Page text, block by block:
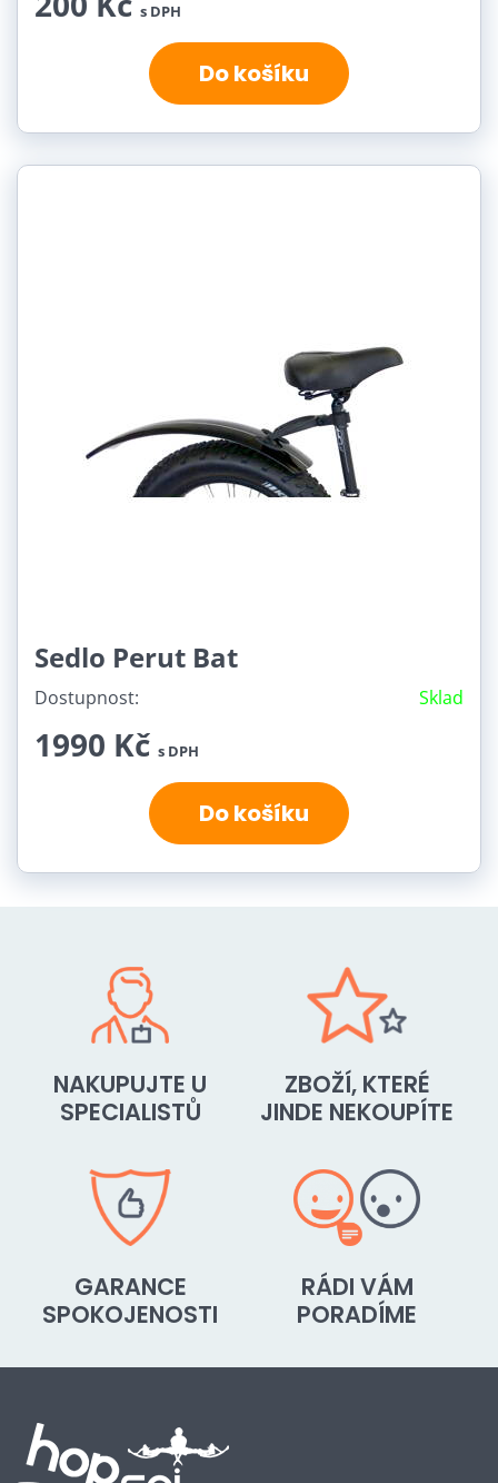
s DPH
Do košíku
Sedlo Perut Bat
Dostupnost: Sklad
1990 Kč s DPH
Do košíku
NAKUPUJTE U
SPECIALISTŮ
ZBOŽÍ, KTERÉ
JINDE NEKOUPÍTE
GARANCE
SPOKOJENOSTI
RÁDI VÁM
PORADÍME